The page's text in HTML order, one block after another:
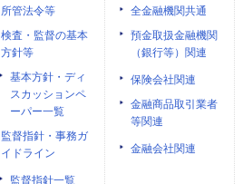
所管法令等
検査・監督の基本
方針等
基本方針・ディ
スカッションペ
ーパー一覧
監督指針・事務ガ
イドライン
監督指針一覧
全金融機関共通
預金取扱金融機関
（銀行等）関連
保険会社関連
金融商品取引業者
等関連
金融会社関連